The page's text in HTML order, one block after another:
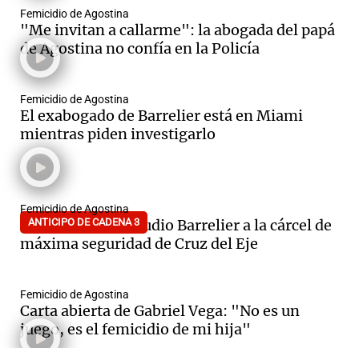
Femicidio de Agostina
"Me invitan a callarme": la abogada del papá
de Agostina no confía en la Policía
Femicidio de Agostina
El exabogado de Barrelier está en Miami
mientras piden investigarlo
ANTICIPO DE CADENA 3
Femicidio de Agostina
Trasladaron a Claudio Barrelier a la cárcel de
máxima seguridad de Cruz del Eje
Femicidio de Agostina
Carta abierta de Gabriel Vega: "No es un
juego, es el femicidio de mi hija"